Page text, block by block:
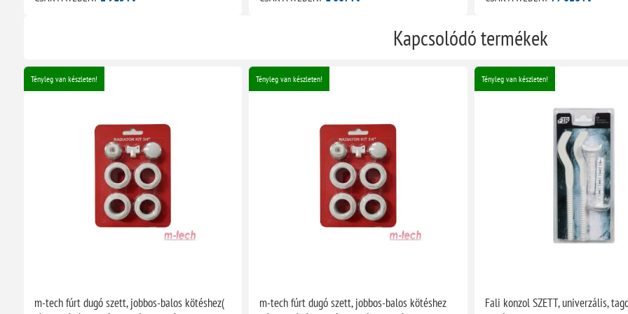
Kapcsolódó termékek
Tényleg van készleten!
m-tech fúrt dugó szett, jobbos-balos kötéshez(
Tényleg van készleten!
m-tech fúrt dugó szett, jobbos-balos kötéshez
Tényleg van készleten!
Fali konzol SZETT, univerzális,